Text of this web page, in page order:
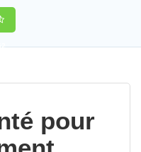
pour